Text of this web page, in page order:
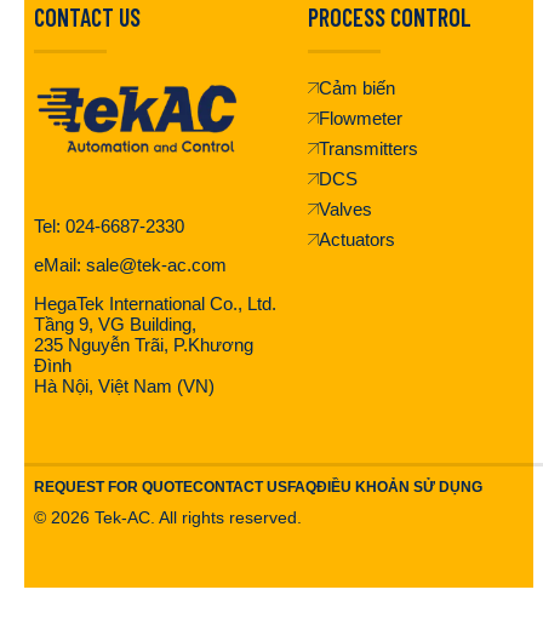
CONTACT US
Tel: 024-6687-2330
eMail: sale@tek-ac.com
HegaTek International Co., Ltd.
Tầng 9, VG Building,
235 Nguyễn Trãi, P.Khương
Đình
Hà Nội, Việt Nam (VN)
PROCESS CONTROL
Cảm biến
Flowmeter
Transmitters
DCS
Valves
Actuators
REQUEST FOR QUOTECONTACT USFAQĐIỀU KHOẢN SỬ DỤNG
© 2026 Tek-AC. All rights reserved.